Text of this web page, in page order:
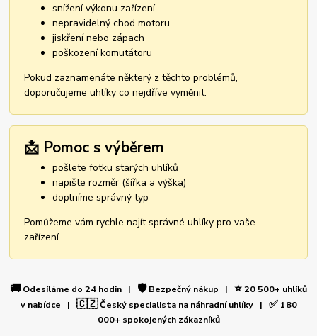
snížení výkonu zařízení
nepravidelný chod motoru
jiskření nebo zápach
poškození komutátoru
Pokud zaznamenáte některý z těchto problémů,
doporučujeme uhlíky co nejdříve vyměnit.
📩 Pomoc s výběrem
pošlete fotku starých uhlíků
napište rozměr (šířka a výška)
doplníme správný typ
Pomůžeme vám rychle najít správné uhlíky pro vaše
zařízení.
🚚 Odesíláme do 24 hodin | 🛡️Bezpečný nákup | ⭐20 500+ uhlíků
v nabídce | 🇨🇿Český specialista na náhradní uhlíky | ✅180
000+ spokojených zákazníků